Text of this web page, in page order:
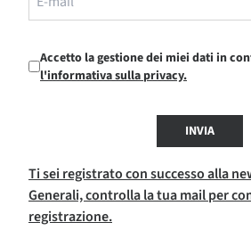
Accetto la gestione dei miei dati in
l'informativa sulla privacy.
INVIA
Ti sei registrato con successo alla
Generali, controlla la tua mail per
registrazione.